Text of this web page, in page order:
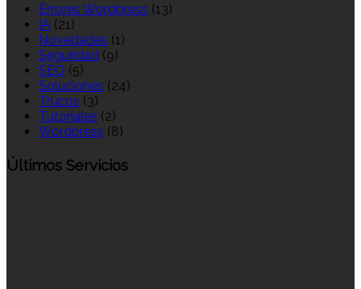
Errores Wordpress (13)
IA (21)
Novedades (1)
Seguridad (9)
SEO (5)
Soluciones (24)
Trucos (3)
Tutoriales (2)
Wordpress (8)
Últimos Servicios